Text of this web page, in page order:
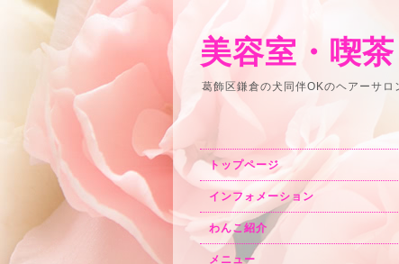
美容室・喫
葛飾区鎌倉の犬同伴OKのヘアーサロ
トップページ
インフォメーション
わんこ紹介
メニュー